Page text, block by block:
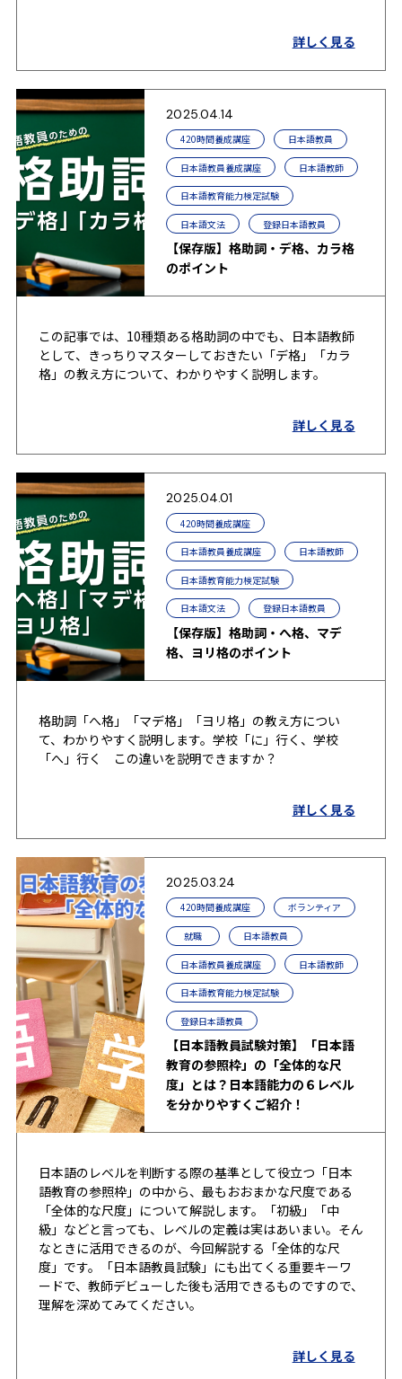
詳しく見る
2025.04.14
420時間養成講座 日本語教員
日本語教員養成講座 日本語教師
日本語教育能力検定試験
日本語文法 登録日本語教員
【保存版】格助詞・デ格、カラ格
のポイント
この記事では、10種類ある格助詞の中でも、日本語教師
として、きっちりマスターしておきたい「デ格」「カラ
格」の教え方について、わかりやすく説明します。
詳しく見る
2025.04.01
420時間養成講座
日本語教員養成講座 日本語教師
日本語教育能力検定試験
日本語文法 登録日本語教員
【保存版】格助詞・へ格、マデ
格、ヨリ格のポイント
格助詞「へ格」「マデ格」「ヨリ格」の教え方につい
て、わかりやすく説明します。学校「に」行く、学校
「へ」行く この違いを説明できますか？
詳しく見る
2025.03.24
420時間養成講座 ボランティア
就職 日本語教員
日本語教員養成講座 日本語教師
日本語教育能力検定試験
登録日本語教員
【日本語教員試験対策】「日本語
教育の参照枠」の「全体的な尺
度」とは？日本語能力の６レベル
を分かりやすくご紹介！
日本語のレベルを判断する際の基準として役立つ「日本
語教育の参照枠」の中から、最もおおまかな尺度である
「全体的な尺度」について解説します。「初級」「中
級」などと言っても、レベルの定義は実はあいまい。そん
なときに活用できるのが、今回解説する「全体的な尺
度」です。「日本語教員試験」にも出てくる重要キーワ
ードで、教師デビューした後も活用できるものですので、
理解を深めてみてください。
詳しく見る